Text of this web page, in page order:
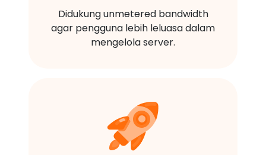
Didukung unmetered bandwidth
agar pengguna lebih leluasa dalam
mengelola server.